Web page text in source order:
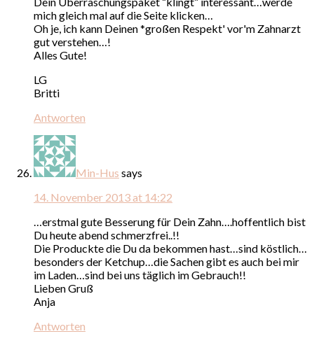
mich gleich mal auf die Seite klicken…
Oh je, ich kann Deinen *großen Respekt' vor'm Zahnarzt
gut verstehen…!
Alles Gute!
LG
Britti
Antworten
Min-Hus says
14. November 2013 at 14:22
…erstmal gute Besserung für Dein Zahn….hoffentlich bist
Du heute abend schmerzfrei..!!
Die Produckte die Du da bekommen hast…sind köstlich…
besonders der Ketchup…die Sachen gibt es auch bei mir
im Laden…sind bei uns täglich im Gebrauch!!
Lieben Gruß
Anja
Antworten